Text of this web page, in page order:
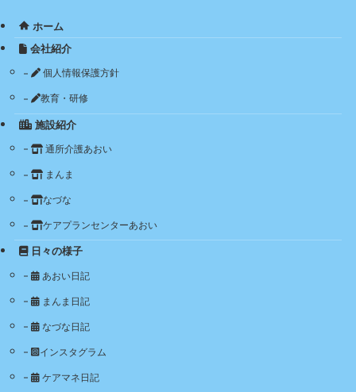
ホーム
会社紹介
個人情報保護方針
教育・研修
施設紹介
通所介護あおい
まんま
なづな
ケアプランセンターあおい
日々の様子
あおい日記
まんま日記
なづな日記
インスタグラム
ケアマネ日記